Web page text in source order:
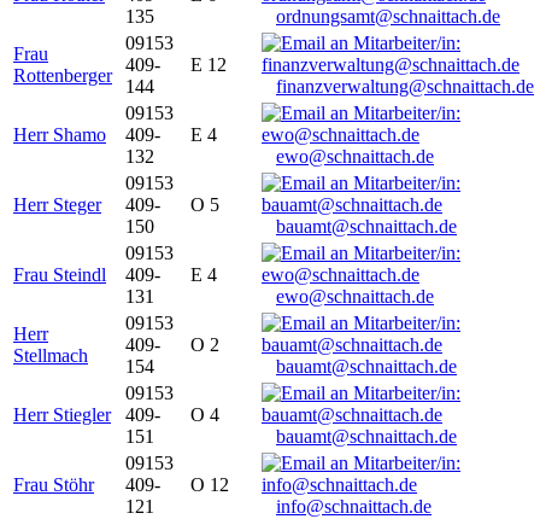
135
ordnungsamt@schnaittach.de
Frau
Rottenberger
09153
409-
144
E 12
finanzverwaltung@schnaittach.de
Herr Shamo
09153
409-
132
E 4
ewo@schnaittach.de
Herr Steger
09153
409-
150
O 5
bauamt@schnaittach.de
Frau Steindl
09153
409-
131
E 4
ewo@schnaittach.de
Herr
Stellmach
09153
409-
154
O 2
bauamt@schnaittach.de
Herr Stiegler
09153
409-
151
O 4
bauamt@schnaittach.de
Frau Stöhr
09153
409-
121
O 12
info@schnaittach.de